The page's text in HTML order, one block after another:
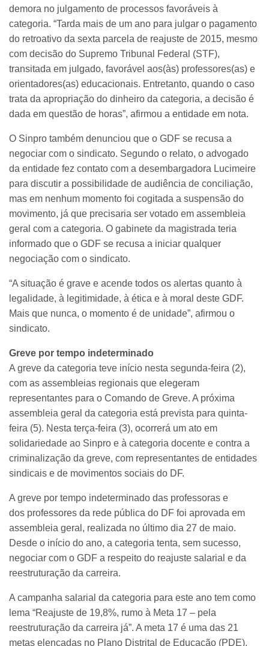
demora no julgamento de processos favoráveis à
categoria. “Tarda mais de um ano para julgar o pagamento
do retroativo da sexta parcela de reajuste de 2015, mesmo
com decisão do Supremo Tribunal Federal (STF),
transitada em julgado, favorável aos(às) professores(as) e
orientadores(as) educacionais. Entretanto, quando o caso
trata da apropriação do dinheiro da categoria, a decisão é
dada em questão de horas”, afirmou a entidade em nota.
O Sinpro também denunciou que o GDF se recusa a
negociar com o sindicato. Segundo o relato, o advogado
da entidade fez contato com a desembargadora Lucimeire
para discutir a possibilidade de audiência de conciliação,
mas em nenhum momento foi cogitada a suspensão do
movimento, já que precisaria ser votado em assembleia
geral com a categoria. O gabinete da magistrada teria
informado que o GDF se recusa a iniciar qualquer
negociação com o sindicato.
“A situação é grave e acende todos os alertas quanto à
legalidade, à legitimidade, à ética e à moral deste GDF.
Mais que nunca, o momento é de unidade”, afirmou o
sindicato.
Greve por tempo indeterminado
A greve da categoria teve início nesta segunda-feira (2),
com as assembleias regionais que elegeram
representantes para o Comando de Greve. A próxima
assembleia geral da categoria está prevista para quinta-
feira (5). Nesta terça-feira (3), ocorrerá um ato em
solidariedade ao Sinpro e à categoria docente e contra a
criminalização da greve, com representantes de entidades
sindicais e de movimentos sociais do DF.
A greve por tempo indeterminado das professoras e
dos professores da rede pública do DF foi aprovada em
assembleia geral, realizada no último dia 27 de maio.
Desde o início do ano, a categoria tenta, sem sucesso,
negociar com o GDF a respeito do reajuste salarial e da
reestruturação da carreira.
A campanha salarial da categoria para este ano tem como
lema “Reajuste de 19,8%, rumo à Meta 17 – pela
reestruturação da carreira já”. A meta 17 é uma das 21
metas elencadas no Plano Distrital de Educação (PDE),